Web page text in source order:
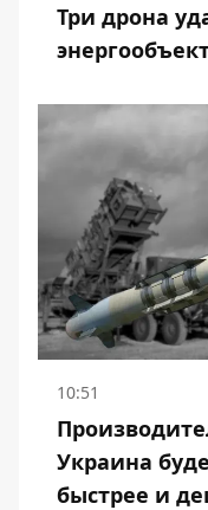
Три дрона
10:51
Украина
быстрее и